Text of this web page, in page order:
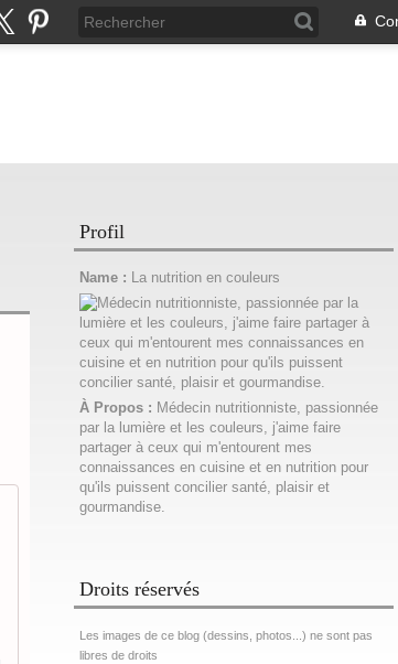
Profil
Name : La nutrition en couleurs
À Propos : Médecin nutritionniste, passionnée
par la lumière et les couleurs, j'aime faire
partager à ceux qui m'entourent mes
connaissances en cuisine et en nutrition pour
qu'ils puissent concilier santé, plaisir et
gourmandise.
Droits réservés
Les images de ce blog (dessins, photos...) ne sont pas
libres de droits